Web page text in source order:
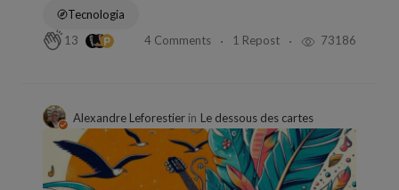
Tecnologia
13
4 Comments 1 Repost 73186
Alexandre Leforestier in Le dessous des cartes